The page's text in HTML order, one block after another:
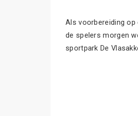
Als voorbereiding
de spelers morgen
sportpark De